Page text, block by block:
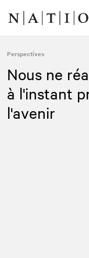
contenu
navigation
Perspectives
Nous ne
à l'instant
l'avenir